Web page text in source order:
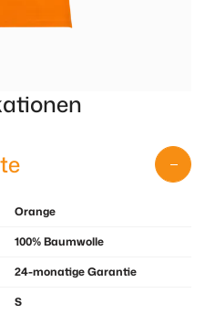
Orange
100% Baumwolle
24-monatige Garantie
S